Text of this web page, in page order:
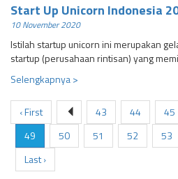
Start Up Unicorn Indonesia
10 November 2020
Istilah startup unicorn ini merupakan
startup (perusahaan rintisan) yang
Selengkapnya >
‹ First 43 44 45
49
50 51 52 53
Last ›